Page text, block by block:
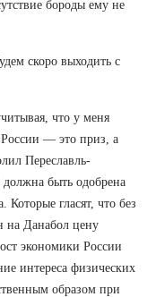
бороды ему не
скоро выходить с
что у меня
— это приз, а
Переславль-
быть одобрена
гласят, что без
на Данабол цену
экономики России
интереса физических
образом при